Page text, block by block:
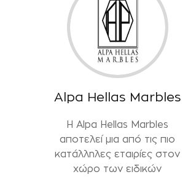
Alpa Hellas Marbles
Η Alpa Hellas Marbles
αποτελεί μια από τις πιο
κατάλληλες εταιρίες στον
χώρο των ειδικών